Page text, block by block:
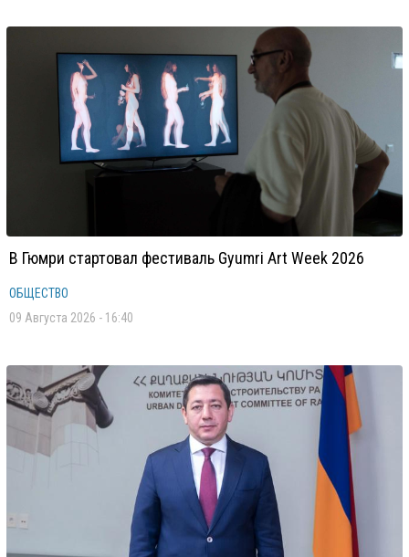
В Гюмри стартовал фестиваль Gyumri Art Week 2026
ОБЩЕСТВО
09 Августа 2026 - 16:40